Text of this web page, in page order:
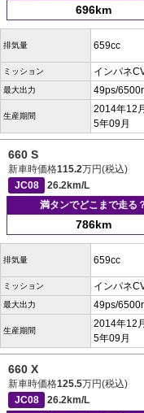
696km
排気量 659cc
ミッション インパネ
最大出力 49ps/
生産期間
2014年12
5年09月
660 S
新車時価格115.2万円(税込)
JC08
26.2km/L
満タンでどこまで走る
786km
排気量 659cc
ミッション インパネ
最大出力 49ps/
生産期間
2014年12
5年09月
660 X
新車時価格125.5万円(税込)
JC08
26.2km/L